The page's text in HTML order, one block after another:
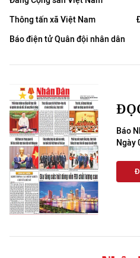
Thông tấn xã Việt Nam
Báo điện tử Quân đội nhân dân
Báo
Ngày